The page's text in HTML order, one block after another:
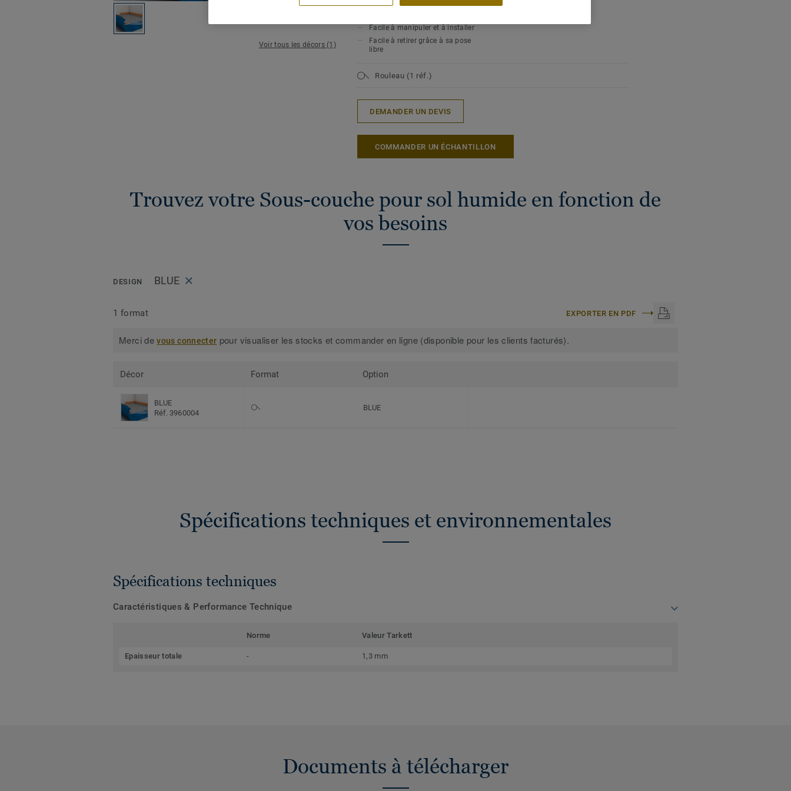
Voir tous les décors (1)
résister à un taux d'humidité de
Facile à manipuler et à installer
Facile à retirer grâce à sa pose
libre
Rouleau (1 réf.)
DEMANDER UN DEVIS
COMMANDER UN ÉCHANTILLON
Trouvez votre Sous-couche pour sol humide en fonction de
vos besoins
DESIGN BLUE
1 format EXPORTER EN PDF
Merci devous connecter pour visualiser les stocks et commander en ligne (disponible pour les clients facturés).
Décor Format Option
BLUE
Réf. 3960004
BLUE
Spécifications techniques et environnementales
Spécifications techniques
Caractéristiques & Performance Technique
Norme Valeur Tarkett
Epaisseur totale - 1,3 mm
Documents à télécharger